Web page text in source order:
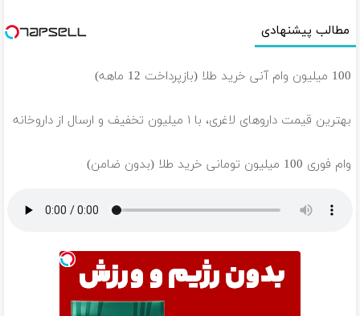
مطالب پیشنهادی
100 میلیون وام آنی خرید طلا (بازپرداخت 12 ماهه)
بهترین قیمت داروهای لاغری، با ۱ میلیون تخفیف و ارسال از داروخانه‌
وام فوری 100 میلیون تومانی خرید طلا (بدون ضامن)